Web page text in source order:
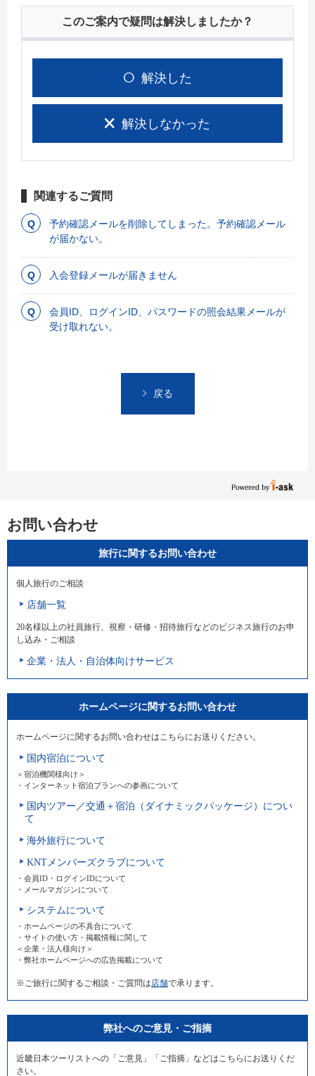
このご案内で疑問は解決しましたか？
解決した
解決しなかった
関連するご質問
予約確認メールを削除してしまった。予約確認メール
が届かない。
入会登録メールが届きません
会員ID、ログインID、パスワードの照会結果メールが
受け取れない。
戻る
お問い合わせ
旅行に関するお問い合わせ
個人旅行のご相談
店舗一覧
20名様以上の社員旅行、視察・研修・招待旅行などのビジネス旅行のお申
し込み・ご相談
企業・法人・自治体向けサービス
ホームページに関するお問い合わせ
ホームページに関するお問い合わせはこちらにお送りください。
国内宿泊について
＜宿泊機関様向け＞
・インターネット宿泊プランへの参画について
国内ツアー／交通＋宿泊（ダイナミックパッケージ）につい
て
海外旅行について
KNTメンバーズクラブについて
・会員ID・ログインIDについて
・メールマガジンについて
システムについて
・ホームページの不具合について
・サイトの使い方・掲載情報に関して
＜企業・法人様向け＞
・弊社ホームページへの広告掲載について
※ご旅行に関するご相談・ご質問は 店舗で承ります。
弊社へのご意見・ご指摘
近畿日本ツーリストへの「ご意見」「ご指摘」などはこちらにお送りくだ
さい。